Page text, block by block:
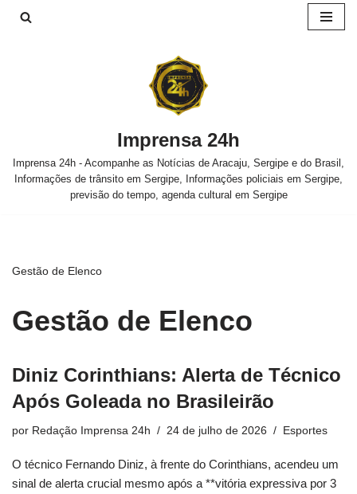
Imprensa 24h
Imprensa 24h - Acompanhe as Notícias de Aracaju, Sergipe e do Brasil,
Informações de trânsito em Sergipe, Informações policiais em Sergipe,
previsão do tempo, agenda cultural em Sergipe
Gestão de Elenco
Gestão de Elenco
Diniz Corinthians: Alerta de Técnico
Após Goleada no Brasileirão
por Redação Imprensa 24h 24 de julho de 2026 Esportes
O técnico Fernando Diniz, à frente do Corinthians, acendeu um
sinal de alerta crucial mesmo após a **vitória expressiva por 3